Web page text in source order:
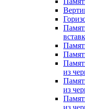
из
из
из